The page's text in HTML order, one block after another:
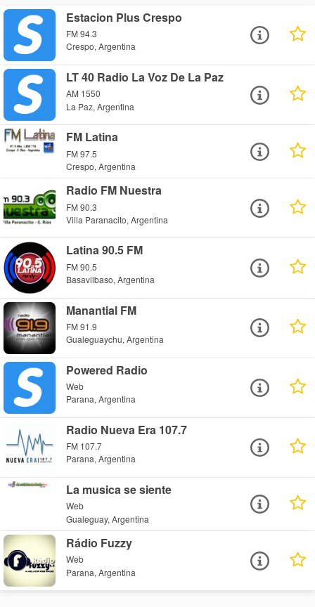
Estacion Plus Crespo
FM 94.3
Crespo, Argentina
LT 40 Radio La Voz De La Paz
AM 1550
La Paz, Argentina
FM Latina
FM 97.5
Crespo, Argentina
Radio FM Nuestra
FM 90.3
Villa Paranacito, Argentina
Latina 90.5 FM
FM 90.5
Basavilbaso, Argentina
Manantial FM
FM 91.9
Gualeguaychu, Argentina
Powered Radio
Web
Parana, Argentina
Radio Nueva Era 107.7
FM 107.7
Parana, Argentina
La musica se siente
Web
Gualeguay, Argentina
Rádio Fuzzy
Web
Parana, Argentina